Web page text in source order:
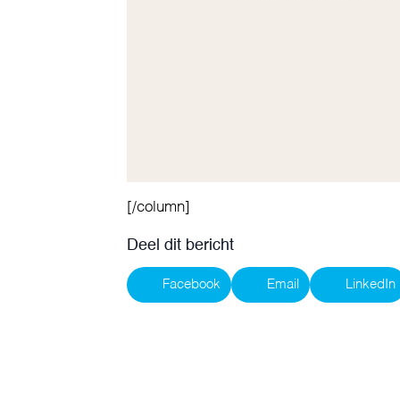
[/column]
Deel dit bericht
Facebook Email LinkedIn